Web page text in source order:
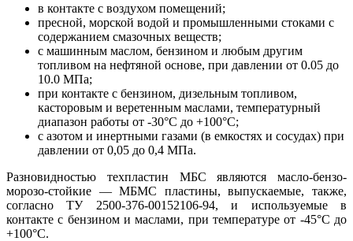
в контакте с воздухом помещений;
пресной, морской водой и промышленными стоками с
содержанием смазочных веществ;
с машинным маслом, бензином и любым другим
топливом на нефтяной основе, при давлении от 0.05 до
10.0 МПа;
при контакте с бензином, дизельным топливом,
касторовым и веретенным маслами, температурный
диапазон работы от -30°С до +100°С;
с азотом и инертными газами (в емкостях и сосудах) при
давлении от 0,05 до 0,4 МПа.
Разновидностью техпластин МБС являются масло-бензо-
морозо-стойкие — МБМС пластины, выпускаемые, также,
согласно ТУ 2500-376-00152106-94, и используемые в
контакте с бензином и маслами, при температуре от -45°С до
+100°С.